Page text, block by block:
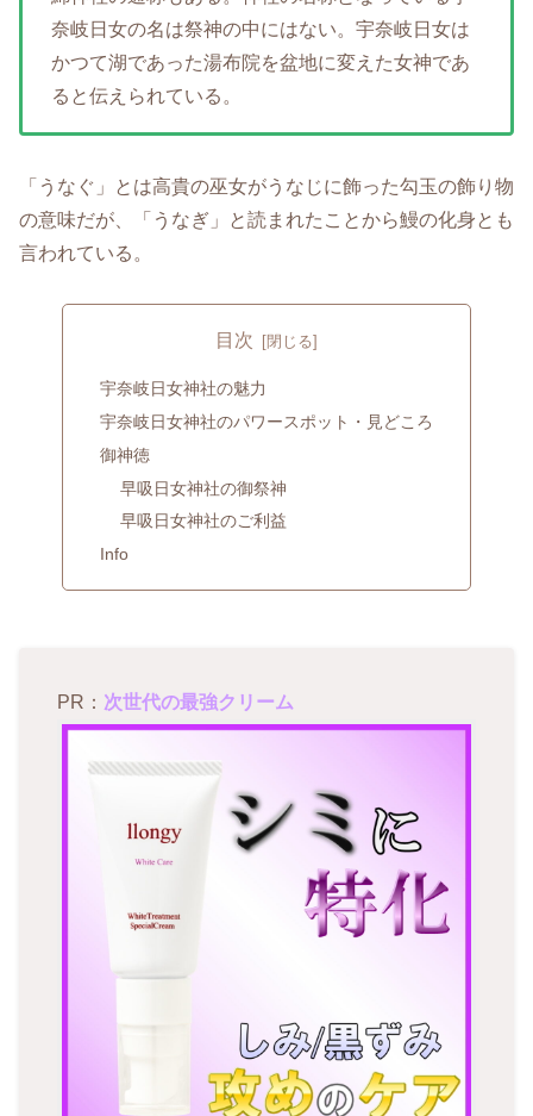
奈岐日女の名は祭神の中にはない。宇奈岐日女は
かつて湖であった湯布院を盆地に変えた女神であ
ると伝えられている。
「うなぐ」とは高貴の巫女がうなじに飾った勾玉の飾り物
の意味だが、「うなぎ」と読まれたことから鰻の化身とも
言われている。
目次
宇奈岐日女神社の魅力
宇奈岐日女神社のパワースポット・見どころ
御神徳
早吸日女神社の御祭神
早吸日女神社のご利益
Info
PR： 次世代の最強クリーム